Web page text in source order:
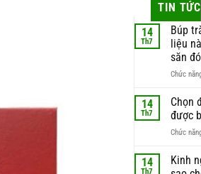
TIN TỨC
14
Th7
Búp
liệu
săn
Chức
14
Th7
Chọn
được
Chức
14
Th7
Kinh